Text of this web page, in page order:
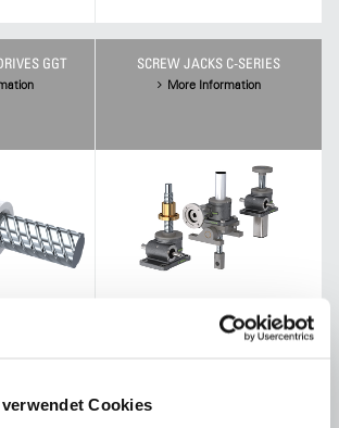
Cookies
GGT SCREW JACKS C-SERIES
More Information
J-SERIES SCREW JACKS MH-SERIES